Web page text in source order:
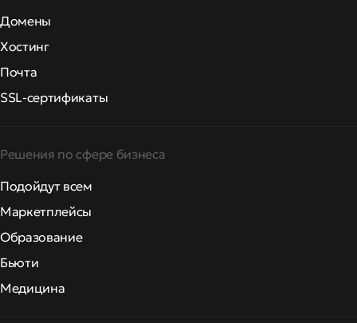
Домены
Хостинг
Почта
SSL-сертификаты
Решения по сфере бизнеса
Подойдут всем
Маркетплейсы
Образование
Бьюти
Медицина